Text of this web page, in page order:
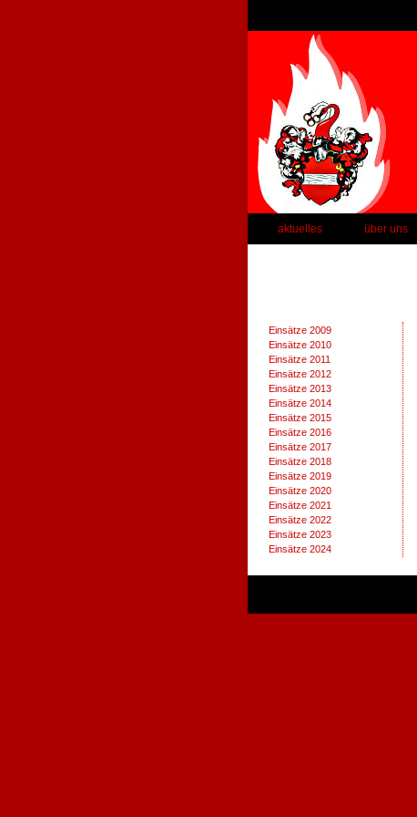
aktuelles über uns
Einsätze 2009
Einsätze 2010
Einsätze 2011
Einsätze 2012
Einsätze 2013
Einsätze 2014
Einsätze 2015
Einsätze 2016
Einsätze 2017
Einsätze 2018
Einsätze 2019
Einsätze 2020
Einsätze 2021
Einsätze 2022
Einsätze 2023
Einsätze 2024